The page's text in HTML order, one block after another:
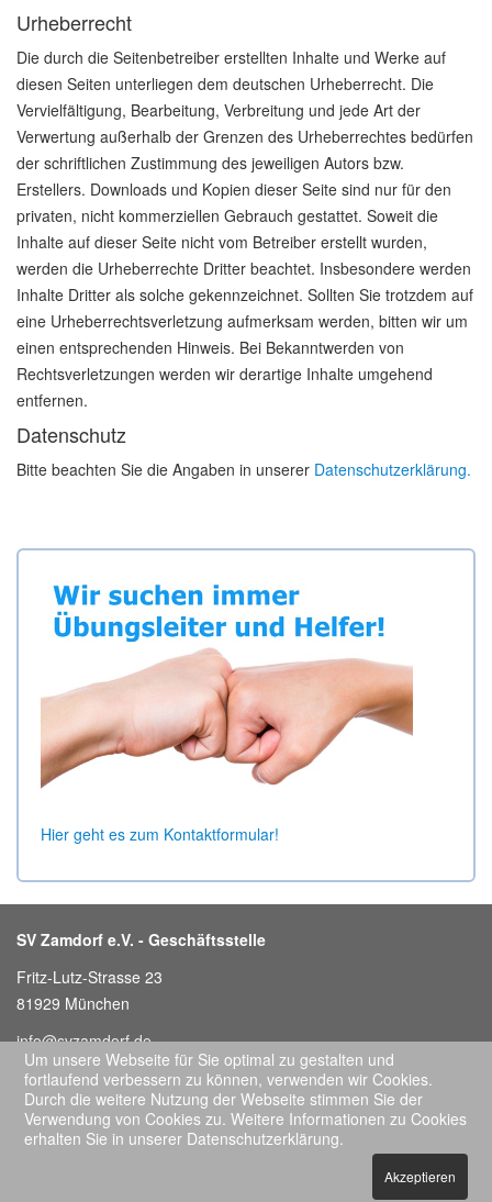
Urheberrecht
Die durch die Seitenbetreiber erstellten Inhalte und Werke auf
diesen Seiten unterliegen dem deutschen Urheberrecht. Die
Vervielfältigung, Bearbeitung, Verbreitung und jede Art der
Verwertung außerhalb der Grenzen des Urheberrechtes bedürfen
der schriftlichen Zustimmung des jeweiligen Autors bzw.
Erstellers. Downloads und Kopien dieser Seite sind nur für den
privaten, nicht kommerziellen Gebrauch gestattet. Soweit die
Inhalte auf dieser Seite nicht vom Betreiber erstellt wurden,
werden die Urheberrechte Dritter beachtet. Insbesondere werden
Inhalte Dritter als solche gekennzeichnet. Sollten Sie trotzdem auf
eine Urheberrechtsverletzung aufmerksam werden, bitten wir um
einen entsprechenden Hinweis. Bei Bekanntwerden von
Rechtsverletzungen werden wir derartige Inhalte umgehend
entfernen.
Datenschutz
Bitte beachten Sie die Angaben in unserer Datenschutzerklärung.
Hier geht es zum Kontaktformular!
SV Zamdorf e.V. - Geschäftsstelle
Fritz-Lutz-Strasse 23
81929 München
info@svzamdorf.de
Telefon: 089 / 411 569 07
Öffnungszeiten: Mittwochs 18-19:00 Uhr
oder nach Vereinbarung (Ferienzeit abweichend)
Um unsere Webseite für Sie optimal zu gestalten und
fortlaufend verbessern zu können, verwenden wir Cookies.
Durch die weitere Nutzung der Webseite stimmen Sie der
Verwendung von Cookies zu. Weitere Informationen zu Cookies
erhalten Sie in unserer Datenschutzerklärung.
Akzeptieren